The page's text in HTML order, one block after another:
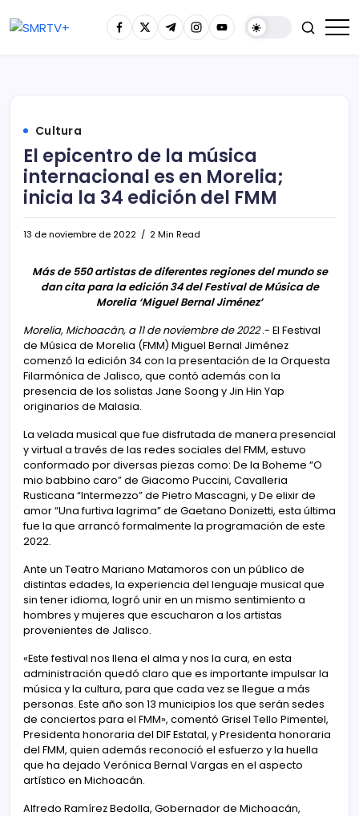
Cultura
El epicentro de la música
internacional es en Morelia;
inicia la 34 edición del FMM
13 de noviembre de 2022 2 Min Read
Más de 550 artistas de diferentes regiones del mundo se
dan cita para la edición 34 del Festival de Música de
Morelia ‘Miguel Bernal Jiménez’
Morelia, Michoacán, a 11 de noviembre de 2022.- El Festival
de Música de Morelia (FMM) Miguel Bernal Jiménez
comenzó la edición 34 con la presentación de la Orquesta
Filarmónica de Jalisco, que contó además con la
presencia de los solistas Jane Soong y Jin Hin Yap
originarios de Malasia.
La velada musical que fue disfrutada de manera presencial
y virtual a través de las redes sociales del FMM, estuvo
conformado por diversas piezas como: De la Boheme “O
mio babbino caro” de Giacomo Puccini, Cavalleria
Rusticana “Intermezzo” de Pietro Mascagni, y De elixir de
amor “Una furtiva lagrima” de Gaetano Donizetti, esta última
fue la que arrancó formalmente la programación de este
2022.
Ante un Teatro Mariano Matamoros con un público de
distintas edades, la experiencia del lenguaje musical que
sin tener idioma, logró unir en un mismo sentimiento a
hombres y mujeres que escucharon a los artistas
provenientes de Jalisco.
«Este festival nos llena el alma y nos la cura, en esta
administración quedó claro que es importante impulsar la
música y la cultura, para que cada vez se llegue a más
personas. Este año son 13 municipios los que serán sedes
de conciertos para el FMM», comentó Grisel Tello Pimentel,
Presidenta honoraria del DIF Estatal, y Presidenta honoraria
del FMM, quien además reconoció el esfuerzo y la huella
que ha dejado Verónica Bernal Vargas en el aspecto
artístico en Michoacán.
Alfredo Ramírez Bedolla, Gobernador de Michoacán,